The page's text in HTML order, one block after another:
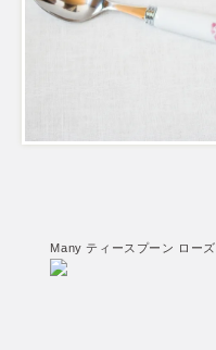
Many ティースプーン ローズ